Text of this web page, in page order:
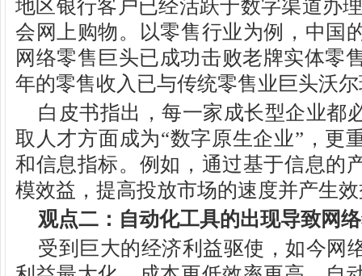
地区银行客户已经活跃于数字渠道办
会网上购物。以零售行业为例，中国
网络零售巨头已成功击败老牌实体零
年的零售收入已与传统零售业巨头沃
白皮书指出，每一家成长型企业都
取人才方面成为“数字原生企业”，更
和信息指标。例如，通过基于信息的
模效益，提高投放市场的速度并产生
观点二：自动化工具的出现导致网
受到巨大的经济利益驱使，如今网